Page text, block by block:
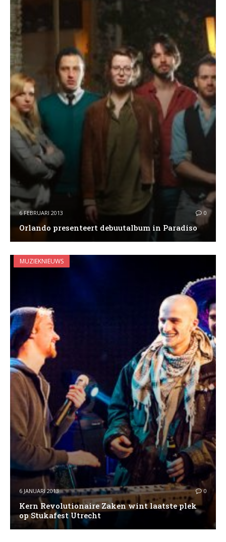
6 FEBRUARI 2013 0
Orlando presenteert debuutalbum in Paradiso
MUZIEKNIEUWS
6 JANUARI 2013 0
Kern Revolutionaire Zaken wint laatste plek
op Stukafest Utrecht